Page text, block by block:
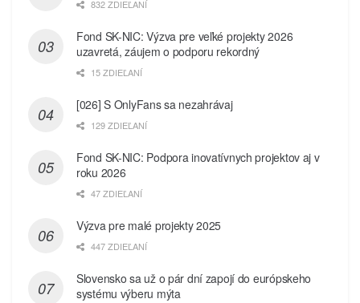
832 ZDIEĽANÍ
Fond SK-NIC: Výzva pre veľké projekty 2026
uzavretá, záujem o podporu rekordný
15 ZDIEĽANÍ
[026] S OnlyFans sa nezahrávaj
129 ZDIEĽANÍ
Fond SK-NIC: Podpora inovatívnych projektov aj v
roku 2026
47 ZDIEĽANÍ
Výzva pre malé projekty 2025
447 ZDIEĽANÍ
Slovensko sa už o pár dní zapojí do európskeho
systému výberu mýta